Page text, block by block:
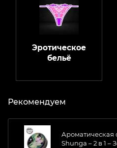
Эротическое
бельё
Рекомендуем
Ароматическая
Shunga – 2 в 1 –